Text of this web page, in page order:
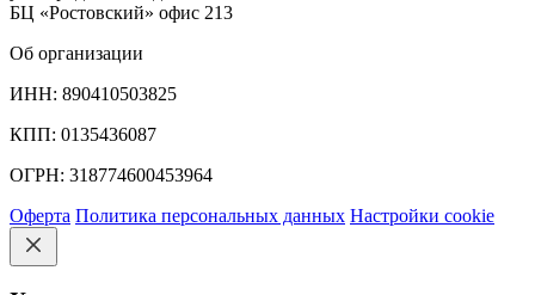
БЦ «Ростовский» офис 213
Об организации
ИНН: 890410503825
КПП: 0135436087
ОГРН: 318774600453964
Оферта Политика персональных данных Настройки cookie